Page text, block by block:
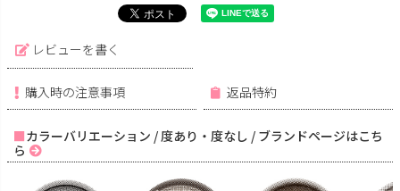
レビューを書く
購入時の注意事項 返品特約
カラーバリエーション / 度あり・度なし / ブランドページはこち
ら